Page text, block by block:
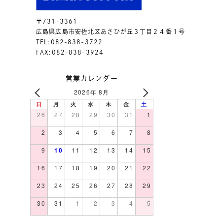
〒731-3361
広島県広島市安佐北区あさひが丘３丁目２４番１号
TEL:082-838-3722
FAX:082-838-3924
営業カレンダー
2026年 8月
日 月 火 水 木 金 土
26 27 28 29 30 31 1
2 3 4 5 6 7 8
9 10 11 12 13 14 15
16 17 18 19 20 21 22
23 24 25 26 27 28 29
30 31 1 2 3 4 5